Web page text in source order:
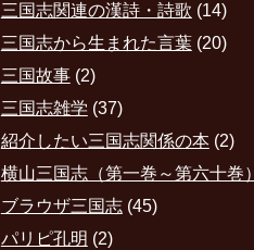
三国志関連の漢詩・詩歌 (14)
三国志から生まれた言葉(20)
三国故事(2)
三国志雑学 (37)
紹介したい三国志関係の本(2)
横山三国志（第一巻～第六十巻）
ブラウザ三国志(45)
パリピ孔明 (2)